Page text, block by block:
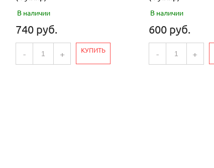
В наличии
740 руб.
- + КУПИТЬ
В наличии
600 руб.
- +